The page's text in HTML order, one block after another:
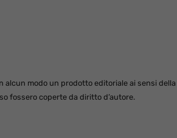
modo un prodotto editoriale ai sensi della
fossero coperte da diritto d’autore.